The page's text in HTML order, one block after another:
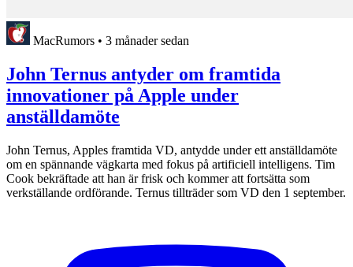
MacRumors • 3 månader sedan
John Ternus antyder om framtida
innovationer på Apple under
anställdamöte
John Ternus, Apples framtida VD, antydde under ett anställdamöte
om en spännande vägkarta med fokus på artificiell intelligens. Tim
Cook bekräftade att han är frisk och kommer att fortsätta som
verkställande ordförande. Ternus tillträder som VD den 1 september.